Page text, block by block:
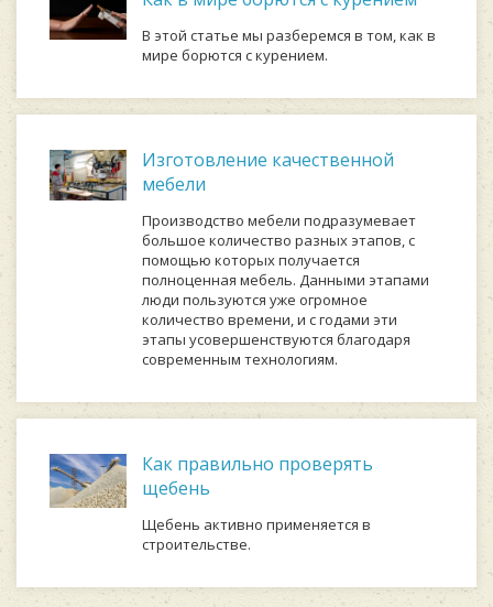
В этой статье мы разберемся в том, как в
мире борются с курением.
Изготовление качественной
мебели
Производство мебели подразумевает
большое количество разных этапов, с
помощью которых получается
полноценная мебель. Данными этапами
люди пользуются уже огромное
количество времени, и с годами эти
этапы усовершенствуются благодаря
современным технологиям.
Как правильно проверять
щебень
Щебень активно применяется в
строительстве.